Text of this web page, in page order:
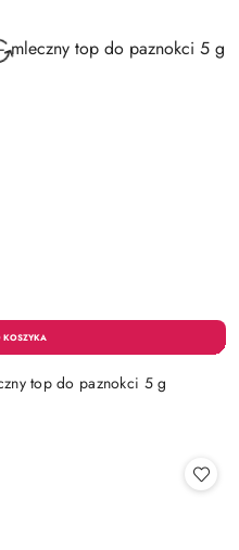
top do paznokci 5 g